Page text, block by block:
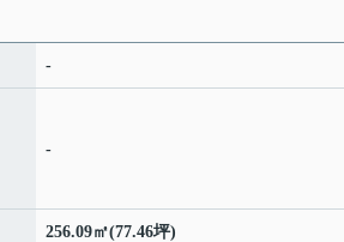
-
-
256.09㎡(77.46坪)